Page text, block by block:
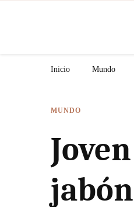
Inicio Mundo
MUNDO